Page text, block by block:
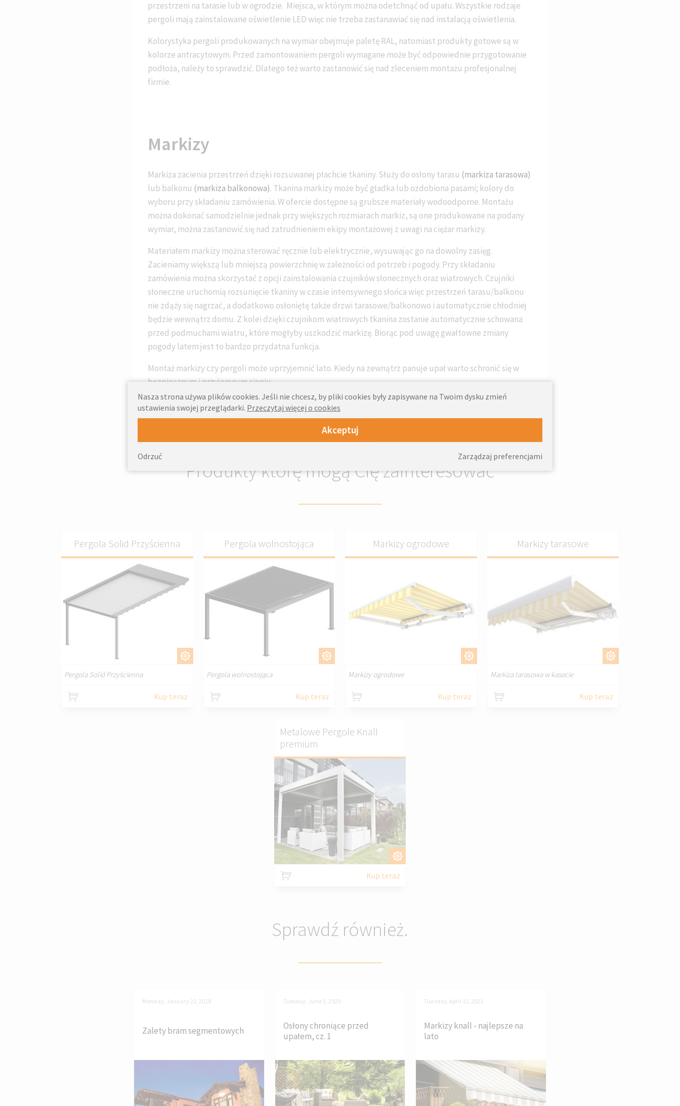
przestrzeni na tarasie lub w ogrodzie. Miejsca, w którym można odetchnąć od upału. Wszystkie rodzaje
pergoli mają zainstalowane oświetlenie LED więc nie trzeba zastanawiać się nad instalacją oświetlenia.
Kolorystyka pergoli produkowanych na wymiar obejmuje paletę RAL, natomiast produkty gotowe są w
kolorze antracytowym. Przed zamontowaniem pergoli wymagane może być odpowiednie przygotowanie
podłoża, należy to sprawdzić. Dlatego też warto zastanowić się nad zleceniem montażu profesjonalnej
firmie.
Markizy
Markiza zacienia przestrzeń dzięki rozsuwanej płachcie tkaniny. Służy do osłony tarasu (markiza tarasowa)
lub balkonu (markiza balkonowa). Tkanina markizy może być gładka lub ozdobiona pasami; kolory do
wyboru przy składaniu zamówienia. W ofercie dostępne są grubsze materiały wodoodporne. Montażu
można dokonać samodzielnie jednak przy większych rozmiarach markiz, są one produkowane na podany
wymiar, można zastanowić się nad zatrudnieniem ekipy montażowej z uwagi na ciężar markizy.
Materiałem markizy można sterować ręcznie lub elektrycznie, wysuwając go na dowolny zasięg.
Zacieniamy większą lub mniejszą powierzchnię w zależności od potrzeb i pogody. Przy składaniu
zamówienia można skorzystać z opcji zainstalowania czujników słonecznych oraz wiatrowych. Czujniki
słoneczne uruchomią rozsunięcie tkaniny w czasie intensywnego słońca więc przestrzeń tarasu/balkonu
nie zdąży się nagrzać, a dodatkowo osłoniętę także drzwi tarasowe/balkonowo i automatycznie chłodniej
będzie wewnątrz domu. Z kolei dzięki czujnikom wiatrowych tkanina zostanie automatycznie schowana
przed podmuchami wiatru, które mogłyby uszkodzić markizę. Biorąc pod uwagę gwałtowne zmiany
pogody latem jest to bardzo przydatna funkcja.
Montaż markizy czy pergoli może uprzyjemnić lato. Kiedy na zewnątrz panuje upał warto schronić się w
bezpiecznym i przyjemnym cieniu.
Blog
Produkty którę mogą Cię zainteresować
Pergola Solid Przyścienna
Pergola Solid Przyścienna
Kup teraz
Pergola wolnostojąca
Pergola wolnostojąca
Kup teraz
Markizy ogrodowe
Markizy ogrodowe
Kup teraz
Markizy tarasowe
Markiza tarasowa w kasecie
Kup teraz
DOSTOSUJ
Metalowe Pergole Knall
premium
Kup teraz
Sprawdź również.
Monday, January 22, 2018
Zalety bram segmentowych
Tuesday, June 2, 2020
Osłony chroniące przed
upałem, cz. 1
Tuesday, April 13, 2021
Markizy knall - najlepsze na
lato
Nasza strona używa plików cookies. Jeśli nie chcesz, by pliki cookies były zapisywane na Twoim dysku zmień
ustawienia swojej przeglądarki. Przeczytaj więcej o cookies
Akceptuj
Zarządzaj preferencjami
Odrzuć